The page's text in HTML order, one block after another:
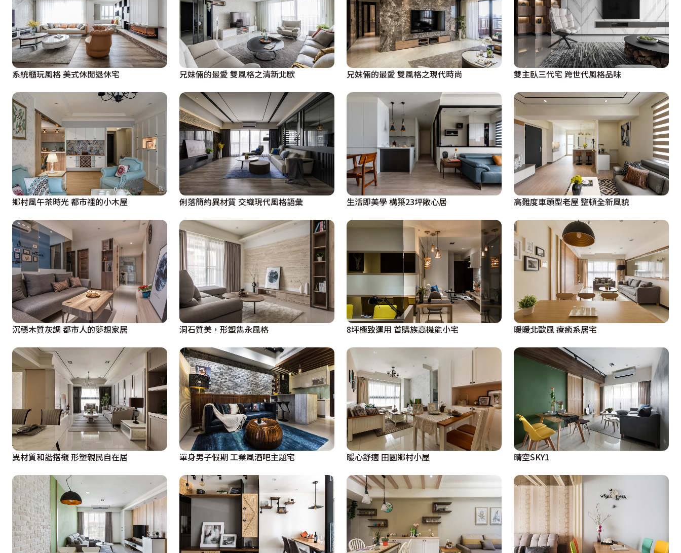
系統櫃玩風格 美式休閒退休宅 兄妹倆的最愛 雙風格之清新北歐 兄妹倆的最愛 雙風格之現代時尚 雙主臥三代宅 跨世代風格品味
鄉村風午茶時光 都市裡的小木屋 俐落簡約異材質 交織現代風格語彙 生活即美學 構築23坪敞心居 高難度車頭型老屋 整頓全新風貌
沉穩木質灰調 都市人的夢想家居 洞石質美，形塑雋永風格 8坪極致運用 首購族高機能小宅 暖暖北歐風 療癒系居宅
異材質和諧搭襯 形塑親民自在居 單身男子假期 工業風酒吧主題宅 暖心舒適 田園鄉村小屋 晴空SKY1